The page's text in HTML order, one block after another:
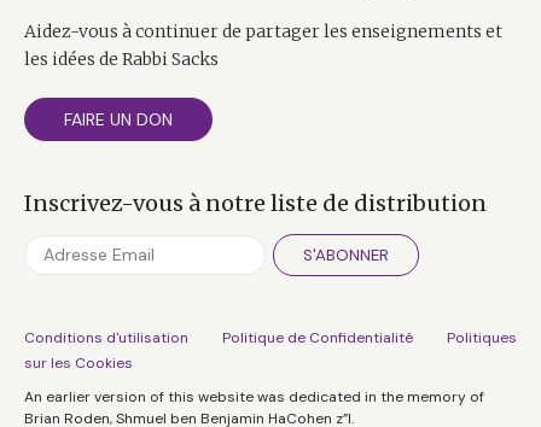
Aidez-vous à continuer de partager les enseignements et
les idées de Rabbi Sacks
FAIRE UN DON
Inscrivez-vous à notre liste de distribution
S'ABONNER
Conditions d'utilisation Politique de Confidentialité
Politiques
sur les Cookies
An earlier version of this website was dedicated in the memory of
Brian Roden, Shmuel ben Benjamin HaCohen z”l.